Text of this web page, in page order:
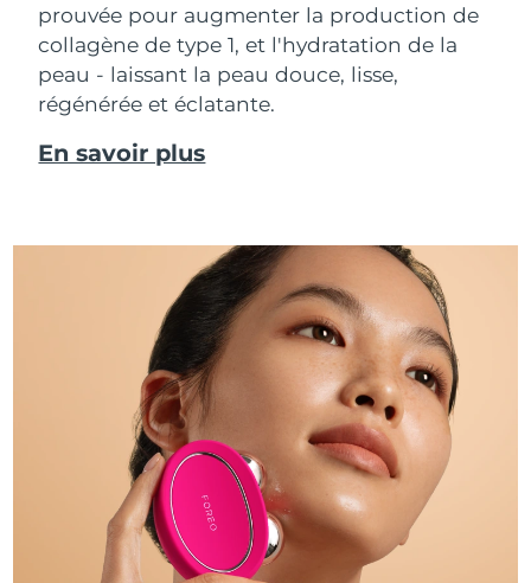
prouvée pour augmenter la production de
collagène de type 1, et l'hydratation de la
peau - laissant la peau douce, lisse,
régénérée et éclatante.
En savoir plus